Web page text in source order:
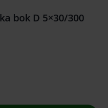
bok D 5×30/300